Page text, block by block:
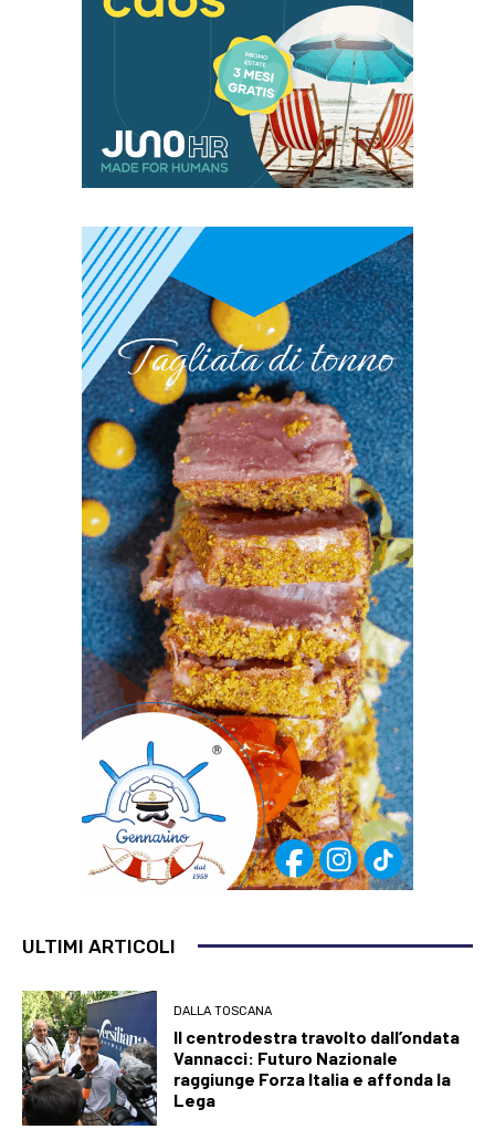
ULTIMI ARTICOLI
DALLA TOSCANA
Il centrodestra travolto dall’ondata
Vannacci: Futuro Nazionale
raggiunge Forza Italia e affonda la
Lega